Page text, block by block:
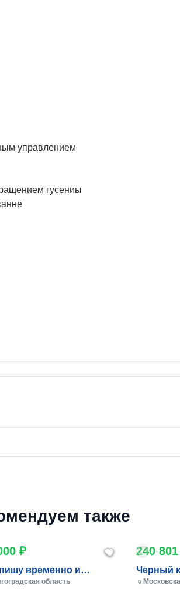
управлением
гусениы
также
₽
временно и
в Волжском
область
240
Черный